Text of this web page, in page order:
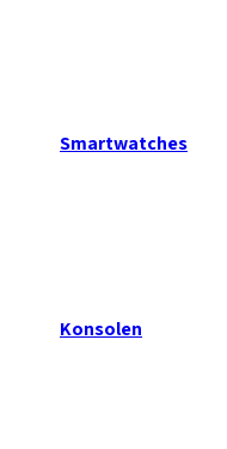
Smartwatches
Konsolen